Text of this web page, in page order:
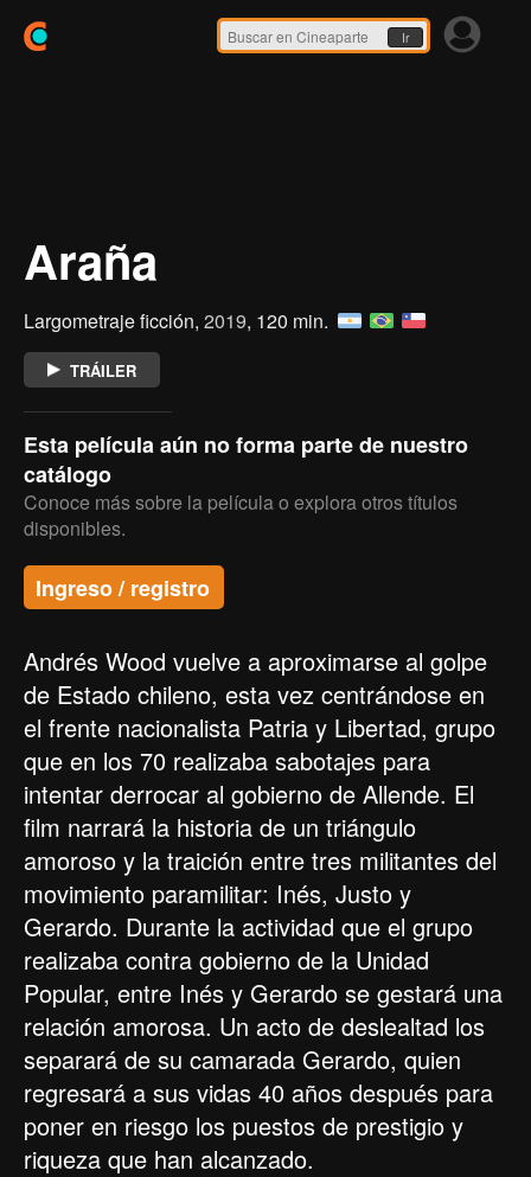
Ir
Araña
Largometraje ficción, 2019, 120 min.
TRÁILER
Esta película aún no forma parte de nuestro
catálogo
Conoce más sobre la película o explora otros títulos
disponibles.
Ingreso / registro
Andrés Wood vuelve a aproximarse al golpe
de Estado chileno, esta vez centrándose en
el frente nacionalista Patria y Libertad, grupo
que en los 70 realizaba sabotajes para
intentar derrocar al gobierno de Allende. El
film narrará la historia de un triángulo
amoroso y la traición entre tres militantes del
movimiento paramilitar: Inés, Justo y
Gerardo. Durante la actividad que el grupo
realizaba contra gobierno de la Unidad
Popular, entre Inés y Gerardo se gestará una
relación amorosa. Un acto de deslealtad los
separará de su camarada Gerardo, quien
regresará a sus vidas 40 años después para
poner en riesgo los puestos de prestigio y
riqueza que han alcanzado.